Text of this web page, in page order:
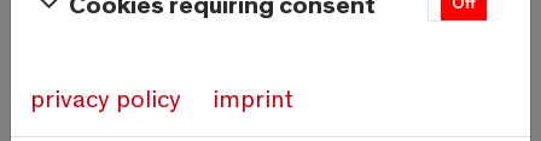
privacy policy imprint